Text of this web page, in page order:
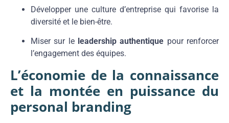
Développer une culture d’entreprise qui favorise la
diversité et le bien-être.
Miser sur le leadership authentique pour renforcer
l’engagement des équipes.
L’économie de la connaissance
et la montée en puissance du
personal branding